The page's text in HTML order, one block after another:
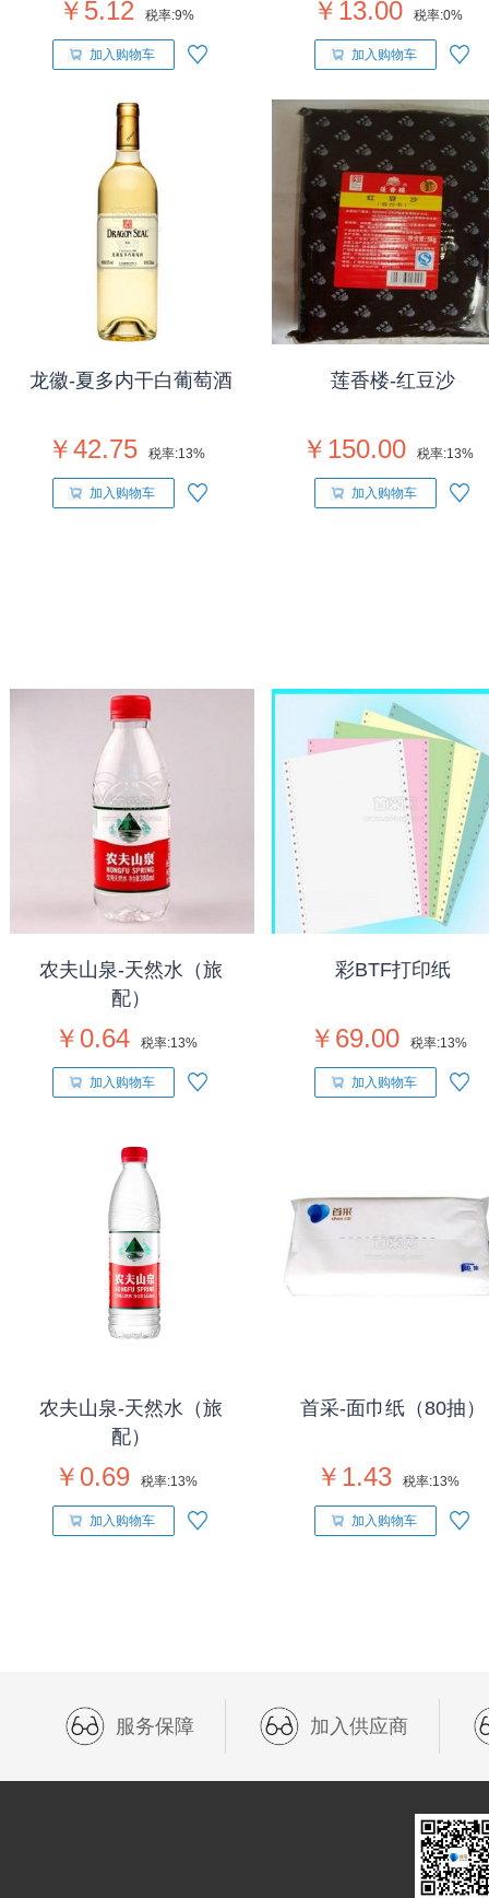
￥5.12 税率:9%
加入购物车
￥13.00 税率:0%
加入购物车
龙徽-夏多内干白葡萄酒
￥42.75 税率:13%
加入购物车
莲香楼-红豆沙
￥150.00 税率:13%
加入购物车
农夫山泉-天然水（旅
配）
￥0.64 税率:13%
加入购物车
彩BTF打印纸
￥69.00 税率:13%
加入购物车
农夫山泉-天然水（旅
配）
￥0.69 税率:13%
加入购物车
首采-面巾纸（80抽）
￥1.43 税率:13%
加入购物车
服务保障 加入供应商